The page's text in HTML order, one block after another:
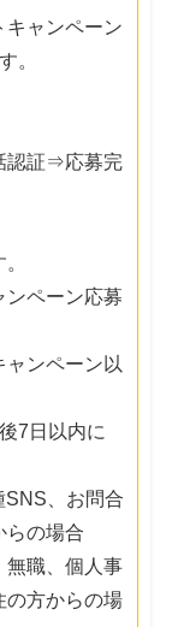
ャンペーン
。
認証⇒応募完
ペーン応募
ンペーン以
7日以内に
、お問合
らの場合
職、個人事
の方からの場